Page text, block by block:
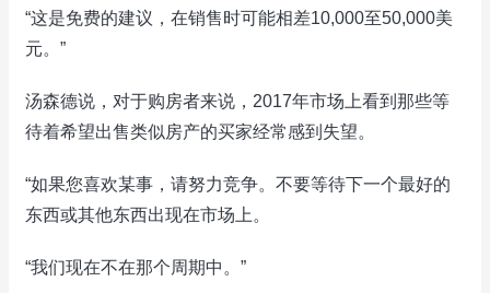
“这是免费的建议，在销售时可能相差10,000至50,000美
元。”
汤森德说，对于购房者来说，2017年市场上看到那些等
待着希望出售类似房产的买家经常感到失望。
“如果您喜欢某事，请努力竞争。不要等待下一个最好的
东西或其他东西出现在市场上。
“我们现在不在那个周期中。”